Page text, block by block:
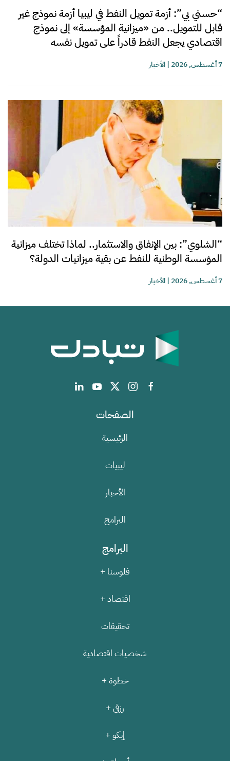
“حسني بي”: أزمة تمويل النفط في ليبيا أزمة نموذج غير
قابل للتمويل.. من «ميزانية المؤسسة» إلى نموذج
اقتصادي يجعل النفط قادراً على تمويل نفسه
7 أغسطس, 2026 |الأخبار
“الشلوي”: بين الإنفاق والاستثمار.. لماذا تختلف ميزانية
المؤسسة الوطنية للنفط عن بقية ميزانيات الدولة؟
7 أغسطس, 2026 |الأخبار
الصفحات
الرئيسية
ليبيات
الأخبار
البرامج
البرامج
فلوسنا +
اقتصاد +
تحقيقات
شخصيات اقتصادية
خطوة +
رزقي +
إيكو +